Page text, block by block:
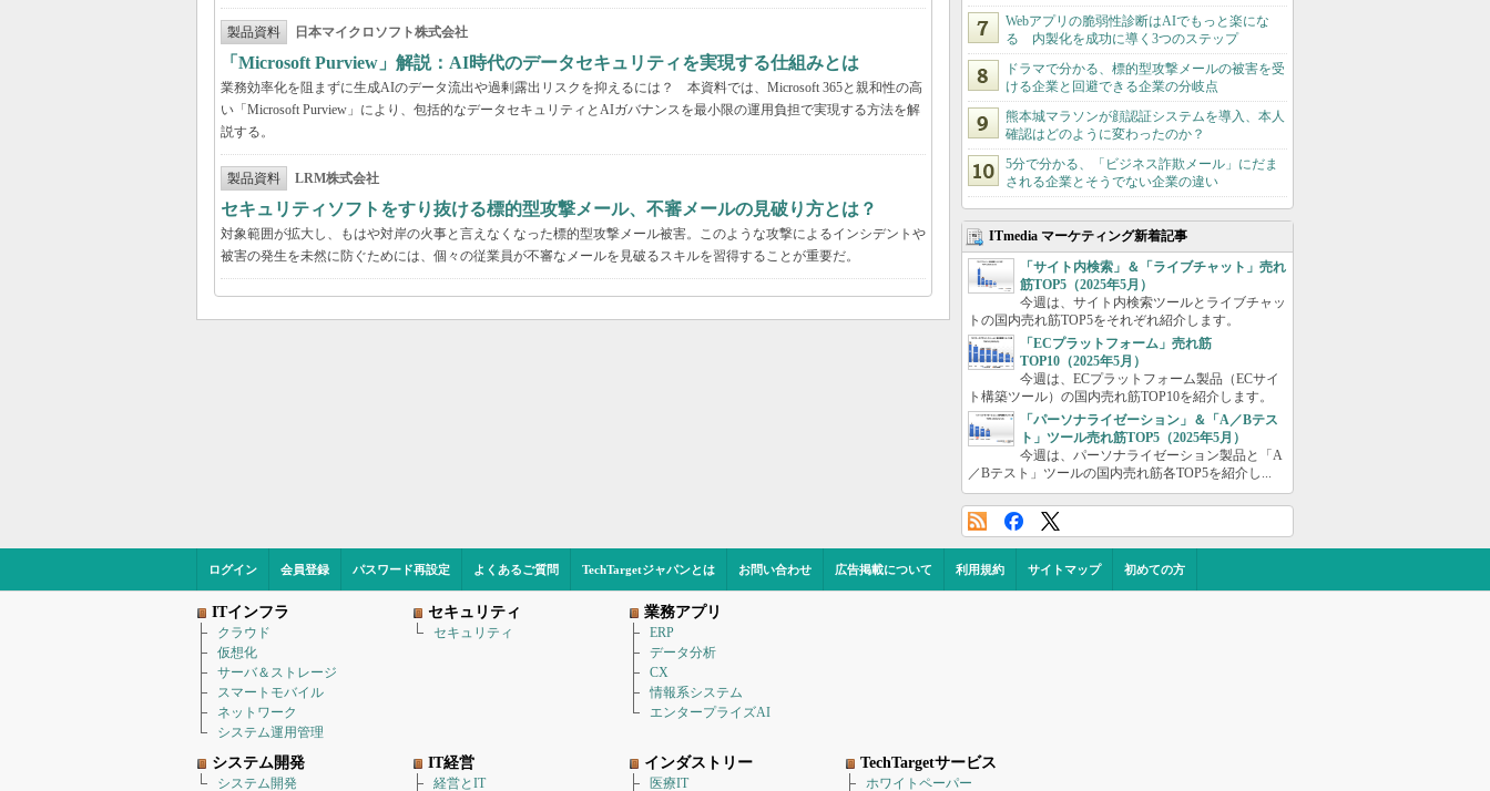
製品資料 日本マイクロソフト株式会社
「Microsoft Purview」解説：AI時代のデータセキュリティを実現する仕組みとは
業務効率化を阻まずに生成AIのデータ流出や過剰露出リスクを抑えるには？ 本資料では、Microsoft 365と親和性の高
い「Microsoft Purview」により、包括的なデータセキュリティとAIガバナンスを最小限の運用負担で実現する方法を解
説する。
製品資料 LRM株式会社
セキュリティソフトをすり抜ける標的型攻撃メール、不審メールの見破り方とは？
対象範囲が拡大し、もはや対岸の火事と言えなくなった標的型攻撃メール被害。このような攻撃によるインシデントや
被害の発生を未然に防ぐためには、個々の従業員が不審なメールを見破るスキルを習得することが重要だ。
Webアプリの脆弱性診断はAIでもっと楽にな
る 内製化を成功に導く3つのステップ
ドラマで分かる、標的型攻撃メールの被害を受
ける企業と回避できる企業の分岐点
熊本城マラソンが顔認証システムを導入、本人
確認はどのように変わったのか？
5分で分かる、「ビジネス詐欺メール」にだま
される企業とそうでない企業の違い
ITmedia マーケティング新着記事
「サイト内検索」＆「ライブチャット」売れ
筋TOP5（2025年5月）
今週は、サイト内検索ツールとライブチャッ
トの国内売れ筋TOP5をそれぞれ紹介します。
「ECプラットフォーム」売れ筋
TOP10（2025年5月）
今週は、ECプラットフォーム製品（ECサイ
ト構築ツール）の国内売れ筋TOP10を紹介します。
「パーソナライゼーション」＆「A／Bテス
ト」ツール売れ筋TOP5（2025年5月）
今週は、パーソナライゼーション製品と「A
／Bテスト」ツールの国内売れ筋各TOP5を紹介し...
ログイン 会員登録 パスワード再設定 よくあるご質問 TechTargetジャパンとは お問い合わせ 広告掲載について 利用規約 サイトマップ 初めての方
ITインフラ
クラウド
仮想化
サーバ＆ストレージ
スマートモバイル
ネットワーク
システム運用管理
セキュリティ
セキュリティ
業務アプリ
ERP
データ分析
CX
情報系システム
エンタープライズAI
システム開発
システム開発
IT経営
経営とIT
インダストリー
医療IT
TechTargetサービス
ホワイトペーパー